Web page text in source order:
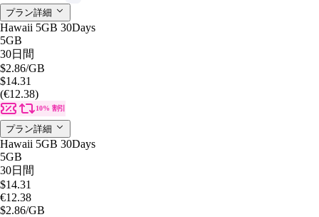
プラン詳細
Hawaii 5GB 30Days
5GB
30日間
$2.86/GB
$14.31
(€12.38)
10% 割引
プラン詳細
Hawaii 5GB 30Days
5GB
30日間
$14.31
€12.38
$2.86/GB